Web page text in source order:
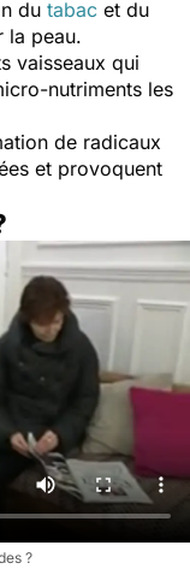
du tabac et du
la peau.
vaisseaux qui
nutriments les
de radicaux
et provoquent
?